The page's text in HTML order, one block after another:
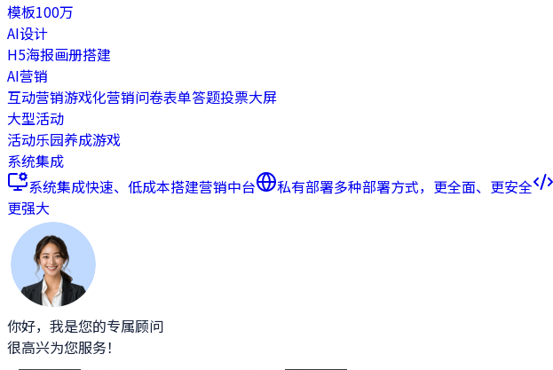
模板100万
AI设计
H5海报画册搭建
AI营销
互动营销游戏化营销问卷表单答题投票大屏
大型活动
活动乐园养成游戏
系统集成
系统集成快速、低成本搭建营销中台 私有部署多种部署方式，更全面、更安全
更强大
你好，我是您的专属顾问
很高兴为您服务！